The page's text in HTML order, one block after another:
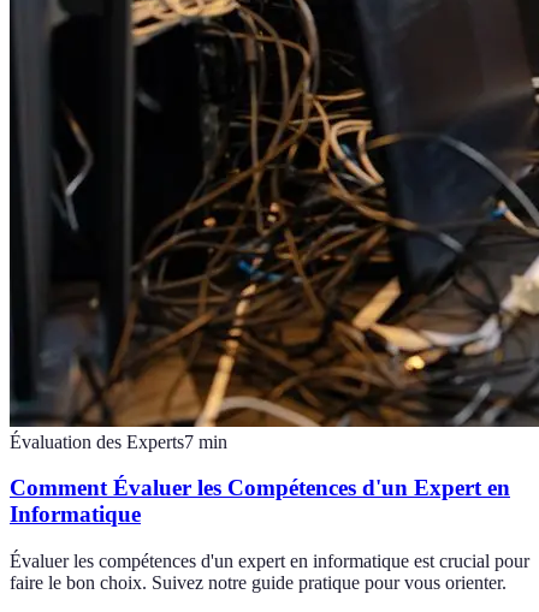
Évaluation des Experts7 min
Comment Évaluer les Compétences d'un Expert en
Informatique
Évaluer les compétences d'un expert en informatique est crucial pour
faire le bon choix. Suivez notre guide pratique pour vous orienter.